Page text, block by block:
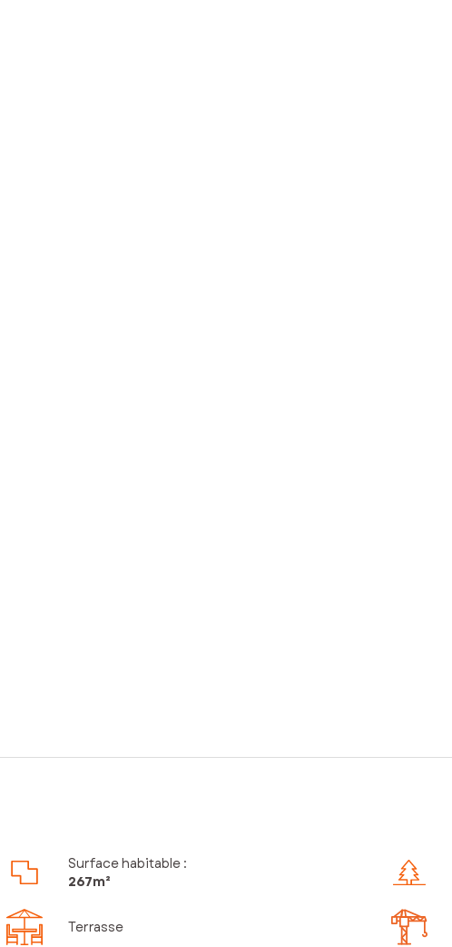
Surface habitable :
267m²
Terrasse